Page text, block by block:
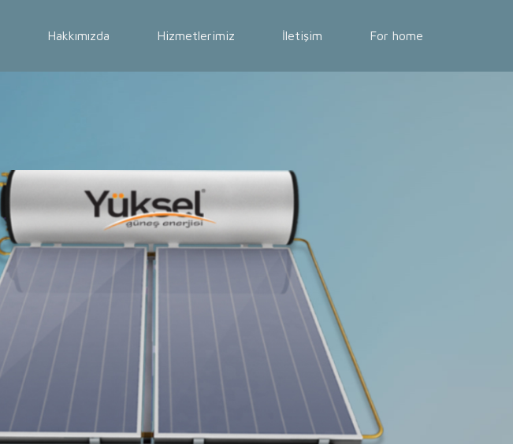
Hakkımızda Hizmetlerimiz İletişim For home